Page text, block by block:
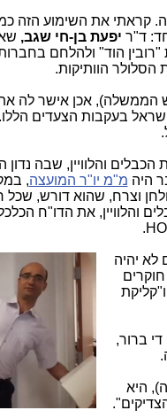
קראתי את השימוע הזה
ד"ר יפעת בן-חי שגב,
"רובין הוד" ולהלחם
הוותיקות.
הממשלה), אכן אישר לה
בעקבות הצעדים
והלוויין, שבה נדון
היה מ"מ יו"ר המועצה,
וצרח, שהוא דורש, שכל
והלוויין, את הדו"ח
לא יהיה
ו"קליקת
ברור,
היא